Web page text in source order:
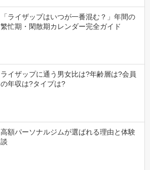
「ライザップはいつが一番混む？」年間の
繁忙期・閑散期カレンダー完全ガイド
ライザップに通う男女比は?年齢層は?会員
の年収は?タイプは?
高額パーソナルジムが選ばれる理由と体験
談